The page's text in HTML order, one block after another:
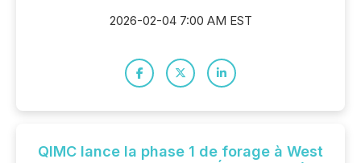
2026-02-04 7:00 AM EST
QIMC lance la phase 1 de forage à West